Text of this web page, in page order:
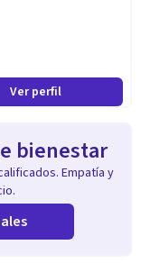
Ver perfil
bienestar
Empatía y